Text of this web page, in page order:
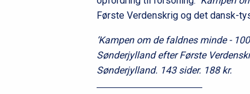
Første Verdenskrig og det dansk-
‘Kampen om de faldnes minde -
Sønderjylland efter Første
Sønderjylland. 143 sider. 188 kr.